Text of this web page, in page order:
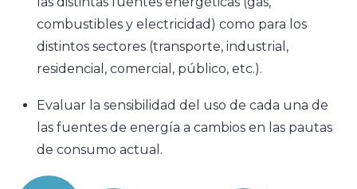
combustibles y electricidad) como para los
distintos sectores (transporte, industrial,
residencial, comercial, público, etc.).
Evaluar la sensibilidad del uso de cada una de
las fuentes de energía a cambios en las pautas
de consumo actual.